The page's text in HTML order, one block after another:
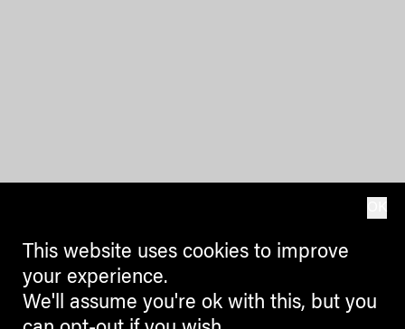
This website uses cookies to improve
your experience.
We'll assume you're ok with this, but you